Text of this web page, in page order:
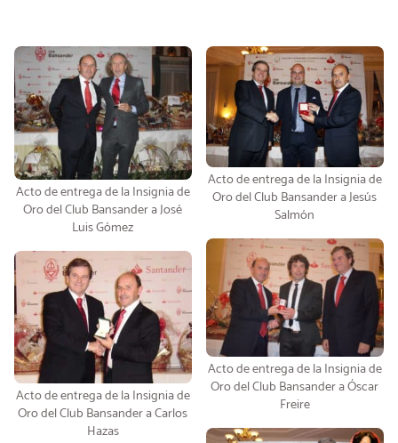
Acto de entrega de la Insignia de
Oro del Club Bansander a José
Luis Gómez
Acto de entrega de la Insignia de
Oro del Club Bansander a Carlos
Hazas
Acto de entrega de la Insignia de
Oro del Club Bansander a Jesús
Salmón
Acto de entrega de la Insignia de
Oro del Club Bansander a Óscar
Freire